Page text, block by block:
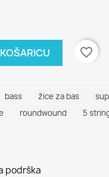
favorite_border
bass žice za bas
roundwound 5
podrška